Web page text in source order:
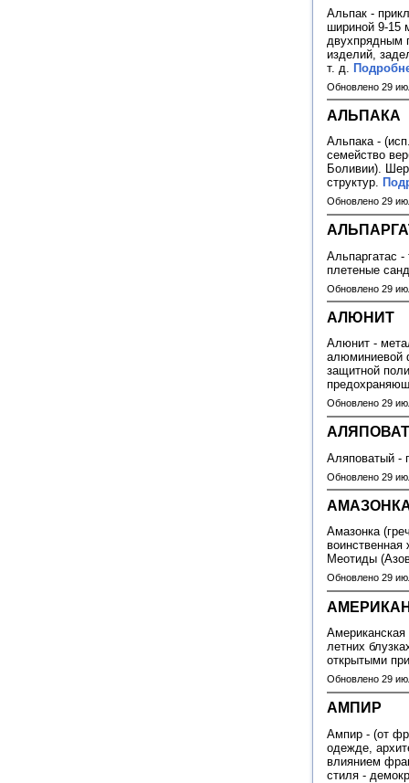
Альпак -
шириной 9-15
двухпрядным
изделий,
т. д.
Обновлено 29
АЛЬПАКА
Альпака -
семейство
Боливии).
структур.
Обновлено 29
Альпаргатас -
плетеные
Обновлено 29
АЛЮНИТ
Алюнит -
алюминиевой
защитной
Обновлено 29
Аляповатый -
Обновлено 29
Амазонка
Меотиды
Обновлено 29
летних
открытыми
Обновлено 29
АМПИР
Ампир - (от
одежде,
влиянием
стиля -